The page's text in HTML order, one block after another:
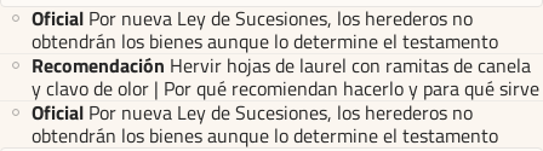
Oficial Por nueva Ley de Sucesiones, los herederos no
obtendrán los bienes aunque lo determine el testamento
Recomendación Hervir hojas de laurel con ramitas de canela
y clavo de olor | Por qué recomiendan hacerlo y para qué sirve
Oficial Por nueva Ley de Sucesiones, los herederos no
obtendrán los bienes aunque lo determine el testamento